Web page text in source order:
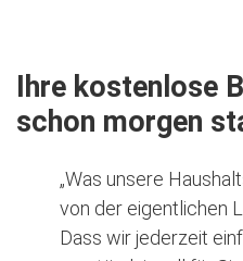
Ihre kostenlose
schon morgen
„Was unsere
von der eigentlichen
Dass wir jederzeit